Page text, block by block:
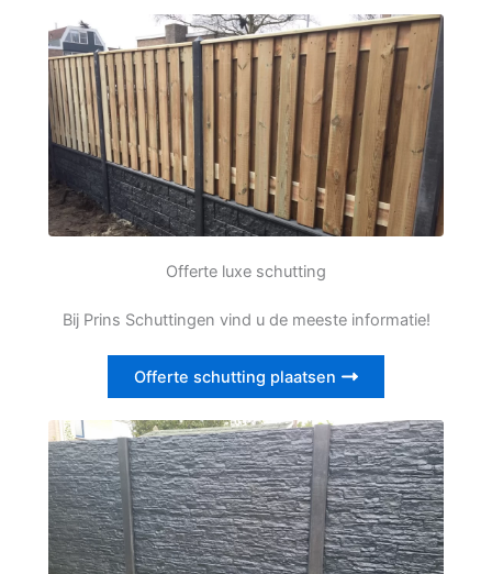
Offerte luxe schutting
Bij Prins Schuttingen vind u de meeste informatie!
Offerte schutting plaatsen